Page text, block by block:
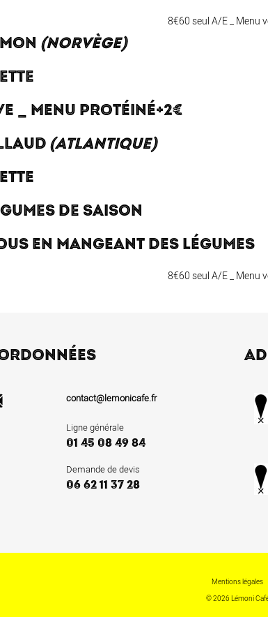
8€60 seul A/E _ Menu
(NORVÈGE)
_ MENU PROTÉINÉ+2€
(ATLANTIQUE)
DE SAISON
EN MANGEANT DES LÉGUMES
8€60 seul A/E _ Menu
contact@lemonicafe.fr
Ligne générale
01 45 08 49 84
Demande de devis
06 62 11 37 28
Mentions légales
© 2026 Lémoni